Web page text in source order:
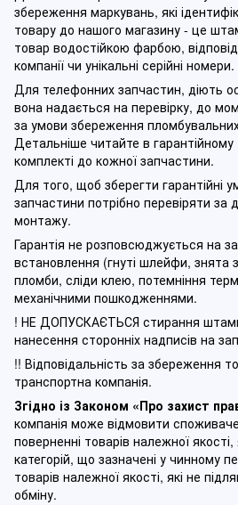
збереження маркувань, які
товару до нашого магазину - це
товар водостійкою фарбою,
компанії чи унікальні серійні номери.
Для телефонних запчастин, діють
вона надається на перевірку, до
за умови збереження
Детальніше читайте в гарантійному
комплекті до кожної запчастини.
Для того, щоб зберегти гарантійні
запчастини потрібно перевіряти за
монтажу.
Гарантія не розповсюджується на
встановлення (гнуті шлейфи, знята
пломби, сліди клею, потемніння
механічними пошкодженнями.
! НЕ ДОПУСКАЄТЬСЯ стирання
нанесення сторонніх надписів на
!! Відповідальність за збереження
транспортна компанія.
Згідно із Законом «Про захист
компанія може відмовити
поверненні товарів належної
категорій, що зазначені у чинному п
товарів належної якості, які не
обміну.